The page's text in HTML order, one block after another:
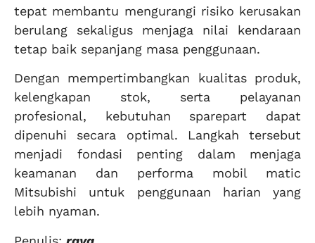
tepat membantu mengurangi risiko kerusakan
berulang sekaligus menjaga nilai kendaraan
tetap baik sepanjang masa penggunaan.
Dengan mempertimbangkan kualitas produk,
kelengkapan stok, serta pelayanan
profesional, kebutuhan sparepart dapat
dipenuhi secara optimal. Langkah tersebut
menjadi fondasi penting dalam menjaga
keamanan dan performa mobil matic
Mitsubishi untuk penggunaan harian yang
lebih nyaman.